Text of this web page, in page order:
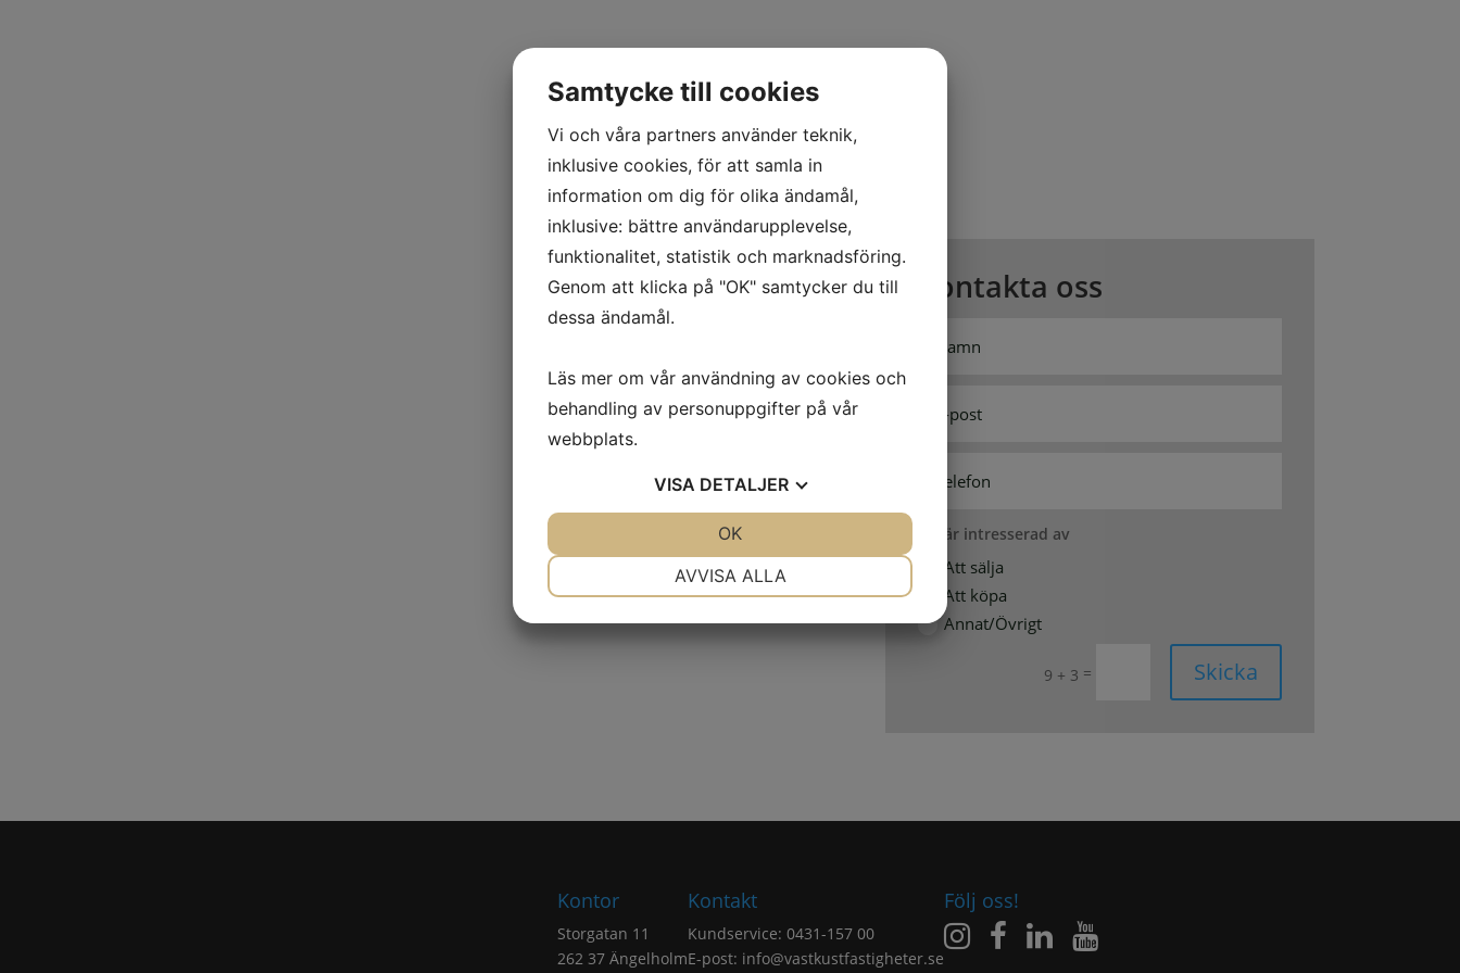
Kontakta oss
Jag är intresserad av
Att sälja
Att köpa
Annat/Övrigt
9 + 3 = Skicka
Kontor
Storgatan 11
262 37 Ängelholm
Kontakt
Kundservice: 0431-157 00
E-post: info@vastkustfastigheter.se
Följ oss!
Samtycke till cookies
Vi och våra partners använder teknik,
inklusive cookies, för att samla in
information om dig för olika ändamål,
inklusive: bättre användarupplevelse,
funktionalitet, statistik och marknadsföring.
Genom att klicka på "OK" samtycker du till
dessa ändamål.
Läs mer om vår användning av cookies och
behandling av personuppgifter på vår
webbplats.
VISA DETALJER
AVVISA ALLA
OK